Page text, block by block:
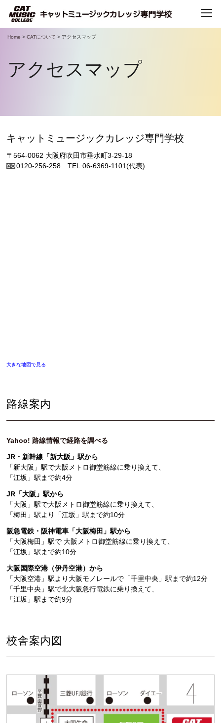
CATについて
学科・コース
デビュー・就職
留学生の方へ
人材発掘担当の方へ
卒業生の方へ
CAT BOARD
Home > CATについて > アクセスマップ
アクセスマップ
キャットミュージックカレッジ専門学校
〒564-0062 大阪府吹田市垂水町3-29-18
0120-256-258 TEL:06-6369-1101(代表)
大きな地図で見る
路線案内
Yahoo! 路線情報で経路を調べる
JR・新幹線「新大阪」駅から
「新大阪」駅で大阪メトロ御堂筋線に乗り換えて、
「江坂」駅まで約4分
JR「大阪」駅から
「大阪」駅で大阪メトロ御堂筋線に乗り換えて、
「梅田」駅より「江坂」駅まで約10分
阪急電鉄・阪神電車「大阪梅田」駅から
「大阪梅田」駅で 大阪メトロ御堂筋線に乗り換えて、
「江坂」駅まで約10分
大阪国際空港（伊丹空港）から
「大阪空港」駅より大阪モノレールで「千里中央」駅まで約12分
「千里中央」駅で北大阪急行電鉄に乗り換えて、
「江坂」駅まで約9分
校舎案内図